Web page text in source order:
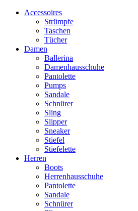
Accessoires
Strümpfe
Taschen
Tücher
Damen
Ballerina
Damenhausschuhe
Pantolette
Pumps
Sandale
Schnürer
Sling
Slipper
Sneaker
Stiefel
Stiefelette
Herren
Boots
Herrenhausschuhe
Pantolette
Sandale
Schnürer